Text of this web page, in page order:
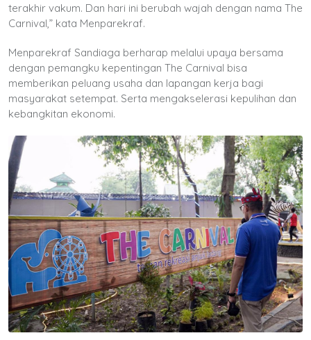
terakhir vakum. Dan hari ini berubah wajah dengan nama The
Carnival,” kata Menparekraf.
Menparekraf Sandiaga berharap melalui upaya bersama
dengan pemangku kepentingan The Carnival bisa
memberikan peluang usaha dan lapangan kerja bagi
masyarakat setempat. Serta mengakselerasi kepulihan dan
kebangkitan ekonomi.